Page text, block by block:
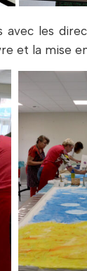
avec les
et la mise